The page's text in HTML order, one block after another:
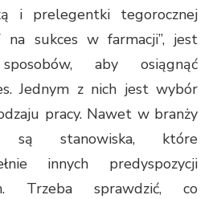
i prelegentki tegorocznej
na sukces w farmacji”, jest
aby osiągnąć
Jednym z nich jest wybór
pracy. Nawet w branży
są stanowiska, które
innych predyspozycji
Trzeba sprawdzić, co